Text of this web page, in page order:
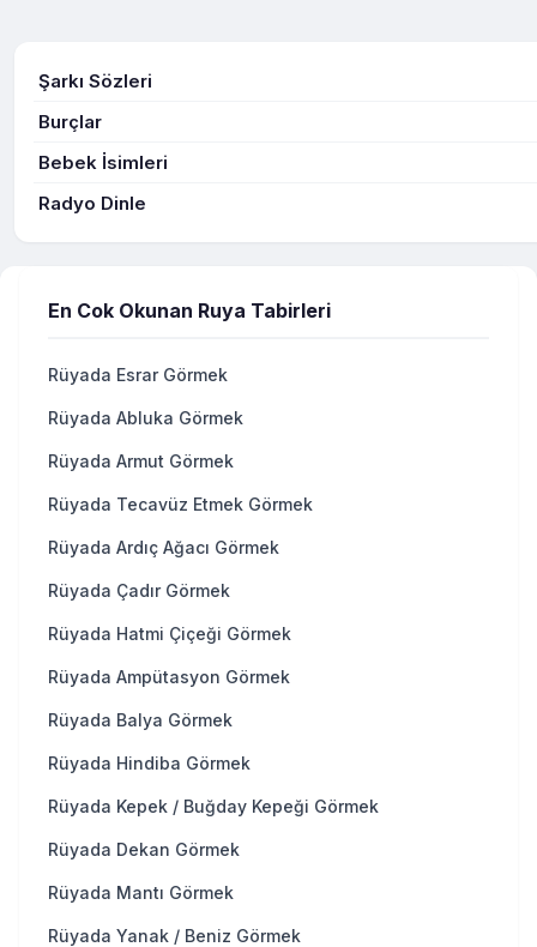
Şarkı Sözleri
Burçlar
Bebek İsimleri
Radyo Dinle
En Cok Okunan Ruya Tabirleri
Rüyada Esrar Görmek
Rüyada Abluka Görmek
Rüyada Armut Görmek
Rüyada Tecavüz Etmek Görmek
Rüyada Ardıç Ağacı Görmek
Rüyada Çadır Görmek
Rüyada Hatmi Çiçeği Görmek
Rüyada Ampütasyon Görmek
Rüyada Balya Görmek
Rüyada Hindiba Görmek
Rüyada Kepek / Buğday Kepeği Görmek
Rüyada Dekan Görmek
Rüyada Mantı Görmek
Rüyada Yanak / Beniz Görmek